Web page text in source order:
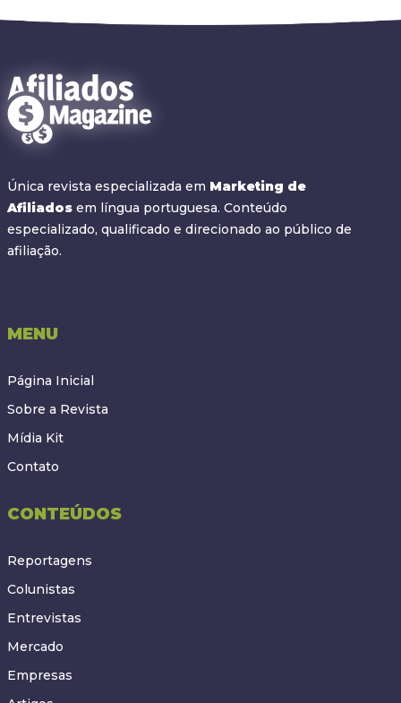
Única revista especializada em Marketing de
Afiliados em língua portuguesa. Conteúdo
especializado, qualificado e direcionado ao público de
afiliação.
MENU
Página Inicial
Sobre a Revista
Mídia Kit
Contato
CONTEÚDOS
Reportagens
Colunistas
Entrevistas
Mercado
Empresas